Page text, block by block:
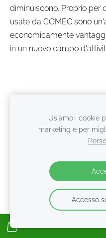
diminuiscono. Proprio per
usate da COMEC sono
economicamente
in un nuovo campo
Usiamo i cookie
marketing e per
Accesso